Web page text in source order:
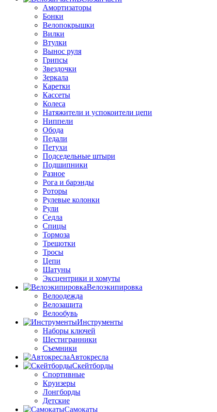
Амортизаторы
Бонки
Велопокрышки
Вилки
Втулки
Вынос руля
Грипсы
Звездочки
Зеркала
Каретки
Кассеты
Колеса
Натяжители и успокоители цепи
Ниппели
Обода
Педали
Петухи
Подседельные штыри
Подшипники
Разное
Рога и барэнды
Роторы
Рулевые колонки
Рули
Седла
Спицы
Тормоза
Трещотки
Тросы
Цепи
Шатуны
Эксцентрики и хомуты
Велоэкипировка
Велоодежда
Велозащита
Велообувь
Инструменты
Наборы ключей
Шестигранники
Съемники
Автокресла
Скейтборды
Спортивные
Круизеры
Лонгборды
Детские
Самокаты